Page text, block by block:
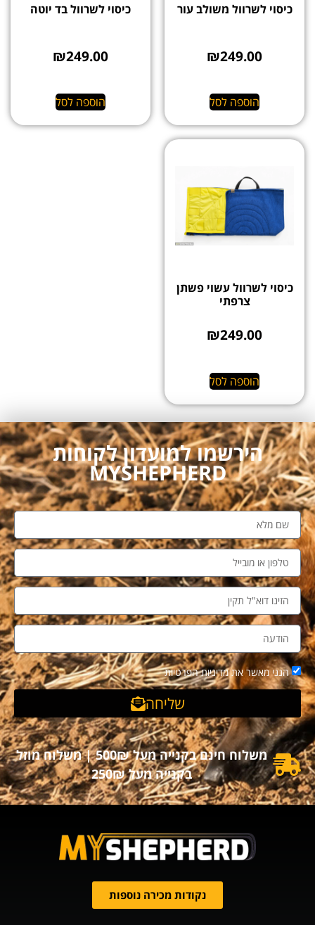
כיסוי לשרוול משולב עור
₪249.00
הוספה לסל
כיסוי לשרוול בד יוטה
₪249.00
הוספה לסל
כיסוי לשרוול עשוי פשתן
צרפתי
₪249.00
הוספה לסל
הירשמו למועדון לקוחות
MYSHEPHERD
הנני מאשר את מדיניות הפרטיות
שליחה
משלוח חינם בקנייה מעל 500₪ | משלוח מוזל
בקנייה מעל 250₪
נקודות מכירה נוספות